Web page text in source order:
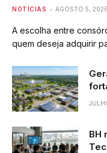
NOTÍCIAS AGOSTO 5, 2026
A escolha entre
quem deseja adquirir
BH